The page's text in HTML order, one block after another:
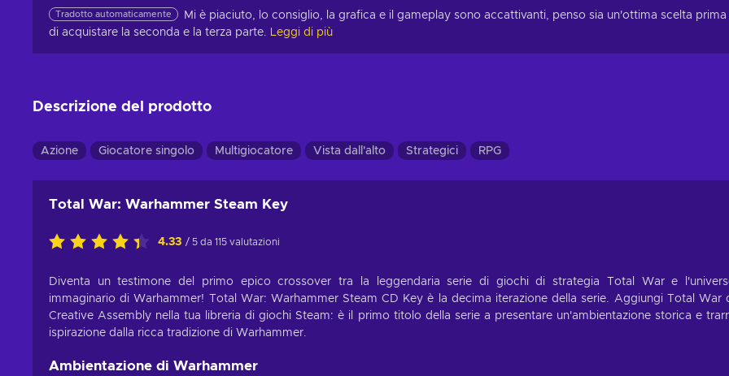
Tradotto automaticamente
Mi è piaciuto, lo consiglio, la grafica e il gameplay sono accattivanti, penso sia un'ottima scelta prima
di acquistare la seconda e la terza parte. Leggi di più
Descrizione del prodotto
Azione Giocatore singolo Multigiocatore Vista dall'alto Strategici RPG
Total War: Warhammer Steam Key
4.33 / 5 da 115 valutazioni
Diventa un testimone del primo epico crossover tra la leggendaria serie di giochi di strategia Total War e
immaginario di Warhammer! Total War: Warhammer Steam CD Key è la decima iterazione della serie. Aggiungi Total War
Creative Assembly nella tua libreria di giochi Steam: è il primo titolo della serie a presentare un'ambientazione storica e
ispirazione dalla ricca tradizione di Warhammer.
Ambientazione di Warhammer